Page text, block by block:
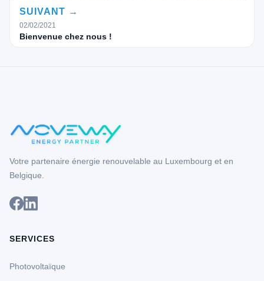
SUIVANT →
02/02/2021
Bienvenue chez nous !
Votre partenaire énergie renouvelable au Luxembourg et en
Belgique.
SERVICES
Photovoltaïque